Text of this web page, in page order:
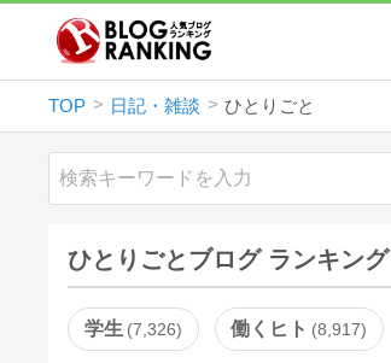
TOP 日記・雑談 ひとりごと
ひとりごとブログ ランキング
学生 7,326 働くヒト 8,917